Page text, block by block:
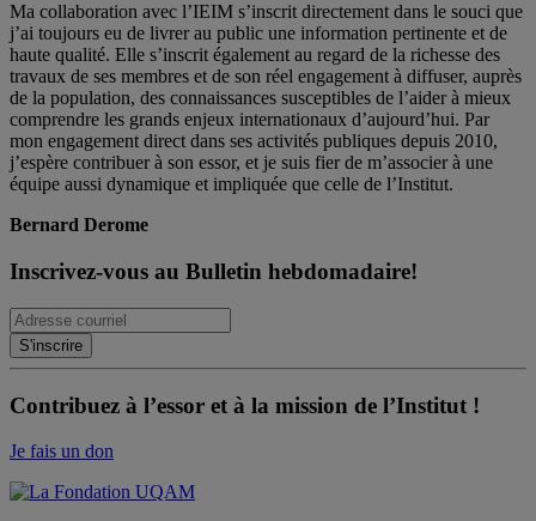
Ma collaboration avec l’IEIM s’inscrit directement dans le souci que
j’ai toujours eu de livrer au public une information pertinente et de
haute qualité. Elle s’inscrit également au regard de la richesse des
travaux de ses membres et de son réel engagement à diffuser, auprès
de la population, des connaissances susceptibles de l’aider à mieux
comprendre les grands enjeux internationaux d’aujourd’hui. Par
mon engagement direct dans ses activités publiques depuis 2010,
j’espère contribuer à son essor, et je suis fier de m’associer à une
équipe aussi dynamique et impliquée que celle de l’Institut.
Bernard Derome
Inscrivez-vous au Bulletin hebdomadaire!
Contribuez à l’essor et à la mission de l’Institut !
Je fais un don